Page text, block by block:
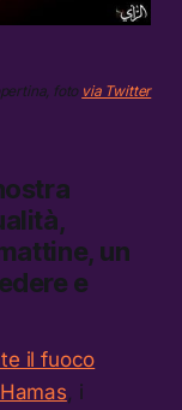
foto via Twitter
un
e
il fuoco
, i